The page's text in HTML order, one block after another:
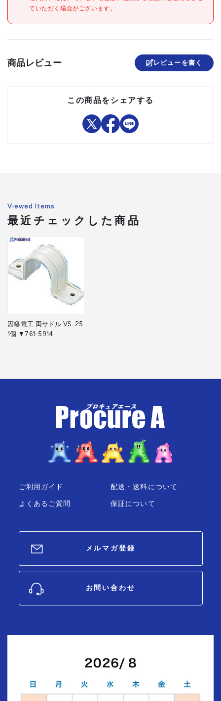
ていただく場合がございます。
商品レビュー レビューを書く
この商品をシェアする
Viewed Items
最近チェックした商品
因幡電工 両サドル VS-25
1個 ▼761-5914
ご利用ガイド
よくあるご質問
配送・送料について
保証について
メルマガ登録
お問い合わせ